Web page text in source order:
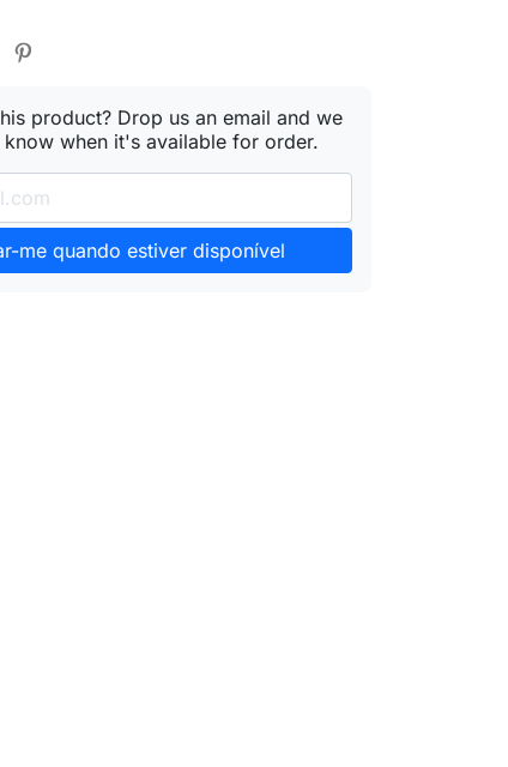
product? Drop us an email and we
when it's available for order.
me quando estiver disponível